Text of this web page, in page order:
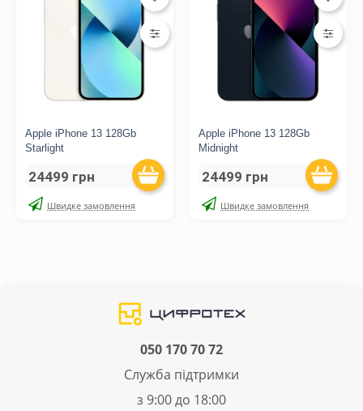
Apple iPhone 13 128Gb
Starlight
24499 грн
Швидке замовлення
Apple iPhone 13 128Gb
Midnight
24499 грн
Швидке замовлення
050 170 70 72
Служба підтримки
з 9:00 до 18:00